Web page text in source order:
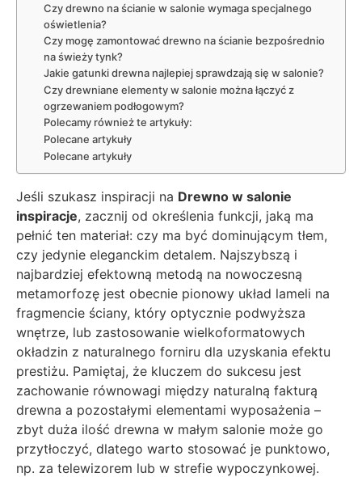
Czy drewno na ścianie w salonie wymaga specjalnego
oświetlenia?
Czy mogę zamontować drewno na ścianie bezpośrednio
na świeży tynk?
Jakie gatunki drewna najlepiej sprawdzają się w salonie?
Czy drewniane elementy w salonie można łączyć z
ogrzewaniem podłogowym?
Polecamy również te artykuły:
Polecane artykuły
Polecane artykuły
Jeśli szukasz inspiracji na Drewno w salonie
inspiracje, zacznij od określenia funkcji, jaką ma
pełnić ten materiał: czy ma być dominującym tłem,
czy jedynie eleganckim detalem. Najszybszą i
najbardziej efektowną metodą na nowoczesną
metamorfozę jest obecnie pionowy układ lameli na
fragmencie ściany, który optycznie podwyższa
wnętrze, lub zastosowanie wielkoformatowych
okładzin z naturalnego forniru dla uzyskania efektu
prestiżu. Pamiętaj, że kluczem do sukcesu jest
zachowanie równowagi między naturalną fakturą
drewna a pozostałymi elementami wyposażenia –
zbyt duża ilość drewna w małym salonie może go
przytłoczyć, dlatego warto stosować je punktowo,
np. za telewizorem lub w strefie wypoczynkowej.